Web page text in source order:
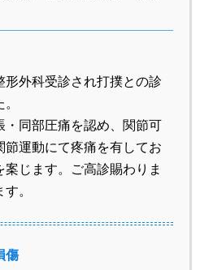
形外科受診され打撲との診
・同部圧痛を認め、関節可
運動にて疼痛を有してお
じます。ご高診賜わりま
。
傷